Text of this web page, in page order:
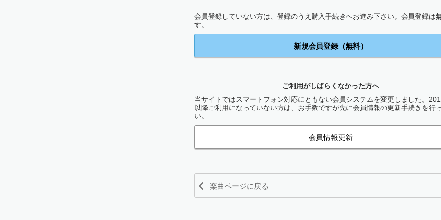
会員登録していない方は、登録のうえ購入手続きへお進み下さい。会員登録は
す。
新規会員登録（無料）
ご利用がしばらくなかった方へ
当サイトではスマートフォン対応にともない会員システムを変更しました。
以降ご利用になっていない方は、お手数ですが先に会員情報の更新手続きを行
い。
会員情報更新
楽曲ページに戻る